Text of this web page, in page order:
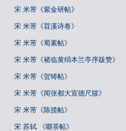
宋 米芾《紫金研帖》
宋 米芾《苕溪诗卷》
宋 米芾《蜀素帖》
宋 米芾《褚临黄绢本兰亭序跋赞》
宋 米芾《贺铸帖》
宋 米芾《闻张都大宣德尺牍》
宋 米芾《陈揽帖》
宋 苏轼 《啜茶帖》